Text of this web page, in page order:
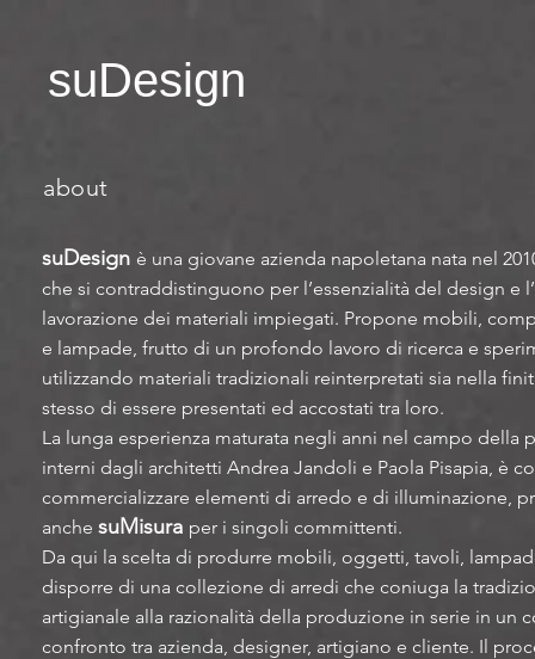
suDesign
about
suDesign è una giovane azienda napoletana nata nel
che si contraddistinguono per l’essenzialità del design e
lavorazione dei materiali impiegati. Propone mobili,
e lampade, frutto di un profondo lavoro di ricerca e
utilizzando materiali tradizionali reinterpretati sia nella
stesso di essere presentati ed accostati tra loro.
La lunga esperienza maturata negli anni nel campo della
interni dagli architetti Andrea Jandoli e Paola Pisapia, è
commercializzare elementi di arredo e di illuminazione,
anche suMisura per i singoli committenti.
Da qui la scelta di produrre mobili, oggetti, tavoli,
disporre di una collezione di arredi che coniuga la
artigianale alla razionalità della produzione in serie in un
confronto tra azienda, designer, artigiano e cliente. Il